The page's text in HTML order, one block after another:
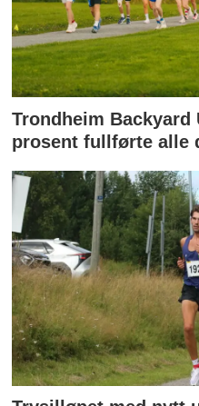
Trondheim
prosent fullførte alle